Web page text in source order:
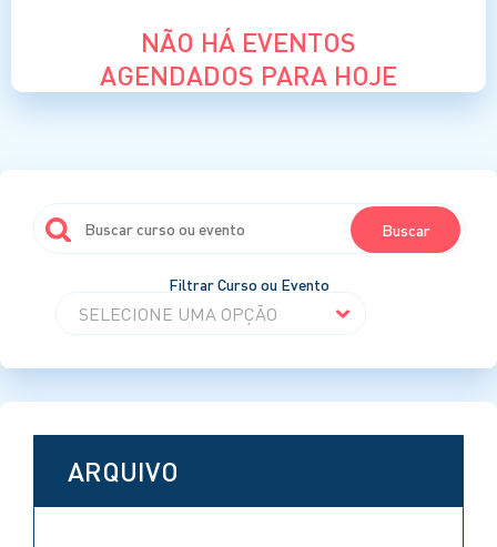
NÃO HÁ EVENTOS
AGENDADOS PARA HOJE
Filtrar Curso ou Evento
ARQUIVO